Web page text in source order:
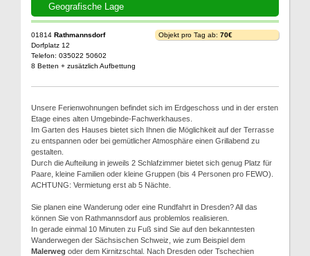
Geografische Lage
01814 Rathmannsdorf
Dorfplatz 12
Telefon: 035022 50602
8 Betten + zusätzlich Aufbettung
Objekt pro Tag ab: 70€
Unsere Ferienwohnungen befindet sich im Erdgeschoss und in der ersten
Etage eines alten Umgebinde-Fachwerkhauses.
Im Garten des Hauses bietet sich Ihnen die Möglichkeit auf der Terrasse
zu entspannen oder bei gemütlicher Atmosphäre einen Grillabend zu
gestalten.
Durch die Aufteilung in jeweils 2 Schlafzimmer bietet sich genug Platz für
Paare, kleine Familien oder kleine Gruppen (bis 4 Personen pro FEWO).
ACHTUNG: Vermietung erst ab 5 Nächte.
Sie planen eine Wanderung oder eine Rundfahrt in Dresden? All das
können Sie von Rathmannsdorf aus problemlos realisieren.
In gerade einmal 10 Minuten zu Fuß sind Sie auf den bekanntesten
Wanderwegen der Sächsischen Schweiz, wie zum Beispiel dem
Malerweg oder dem Kirnitzschtal. Nach Dresden oder Tschechien